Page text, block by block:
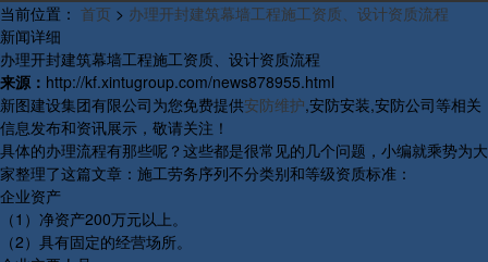
当前位置： 首页 > 办理开封建筑幕墙工程施工资质、设计资质流程
新闻详细
办理开封建筑幕墙工程施工资质、设计资质流程
来源： http://kf.xintugroup.com/news878955.html
新图建设集团有限公司为您免费提供安防维护,安防安装,安防公司等相关
信息发布和资讯展示，敬请关注！
具体的办理流程有那些呢？这些都是很常见的几个问题，小编就乘势为大
家整理了这篇文章：施工劳务序列不分类别和等级资质标准：
企业资产
（1）净资产200万元以上。
（2）具有固定的经营场所。